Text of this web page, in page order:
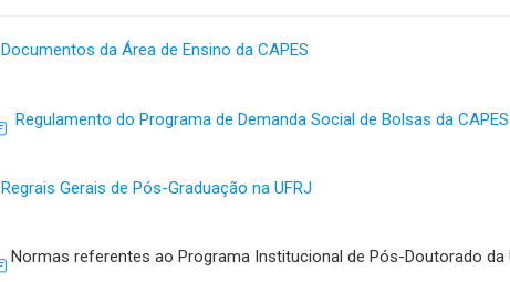
Documentos da Área de Ensino da CAPES
Regulamento do Programa de Demanda Social de Bolsas da CAPES
Regrais Gerais de Pós-Graduação na UFRJ
Normas referentes ao Programa Institucional de Pós-Doutorado da